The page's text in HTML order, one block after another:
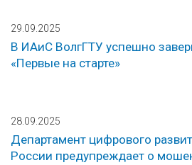
29.09.2025
В ИАиС ВолгГТУ успешно
«Первые на старте»
28.09.2025
Департамент цифрового
России предупреждает о